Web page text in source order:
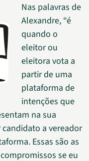
Nas palavras de
Alexandre, “é
quando o
eleitor ou
eleitora vota a
partir de uma
plataforma de
intenções que
na sua
a vereador
Essas são as
se eu